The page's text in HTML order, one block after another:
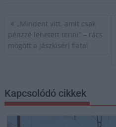
Bejegyzés
navigáció
„Mindent vitt, amit csak
pénzzé lehetett tenni” – rács
mögött a jászkiséri fiatal
Kapcsolódó cikkek